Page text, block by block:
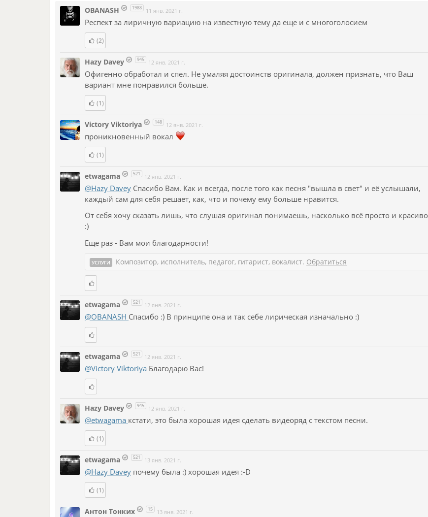
OBANASH 1988 11 янв. 2021 г.
Респект за лиричную вариацию на известную тему да еще и с многоголосием
(2)
Hazy Davey 945 12 янв. 2021 г.
Офигенно обработал и спел. Не умаляя достоинств оригинала, должен признать, что Ваш
вариант мне понравился больше.
(1)
Victory Viktoriya 148 12 янв. 2021 г.
проникновенный вокал
(1)
etwagama 521 12 янв. 2021 г.
@Hazy Davey Спасибо Вам. Как и всегда, после того как песня "вышла в свет" и её услышали,
каждый сам для себя решает, как, что и почему ему больше нравится.
От себя хочу сказать лишь, что слушая оригинал понимаешь, насколько всё просто и красиво
:)
Ещё раз - Вам мои благодарности!
УСЛУГИ Композитор, исполнитель, педагог, гитарист, вокалист. Обратиться
etwagama 521 12 янв. 2021 г.
@OBANASH Спасибо :) В принципе она и так себе лирическая изначально :)
etwagama 521 12 янв. 2021 г.
@Victory Viktoriya Благодарю Вас!
Hazy Davey 945 12 янв. 2021 г.
@etwagama кстати, это была хорошая идея сделать видеоряд с текстом песни.
(1)
etwagama 521 13 янв. 2021 г.
@Hazy Davey почему была :) хорошая идея :-D
(1)
Антон Тонких 15 13 янв. 2021 г.